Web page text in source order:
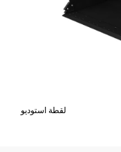
لقطة استوديو